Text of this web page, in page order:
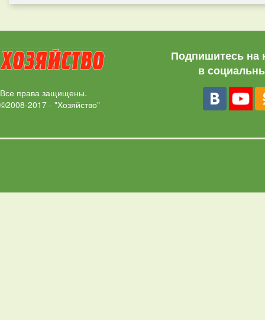
Все права защищены.
©2008-2017 - "Хозяйство"
Подпишитесь на
в